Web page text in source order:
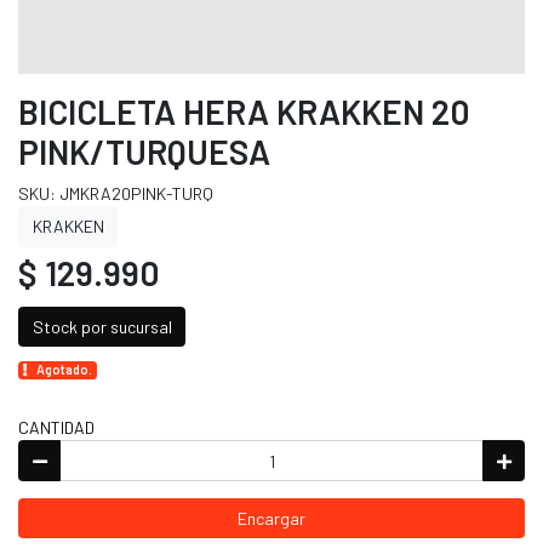
BICICLETA HERA KRAKKEN 20
PINK/TURQUESA
SKU: JMKRA20PINK-TURQ
KRAKKEN
$ 129.990
Stock por sucursal
Agotado.
CANTIDAD
Encargar